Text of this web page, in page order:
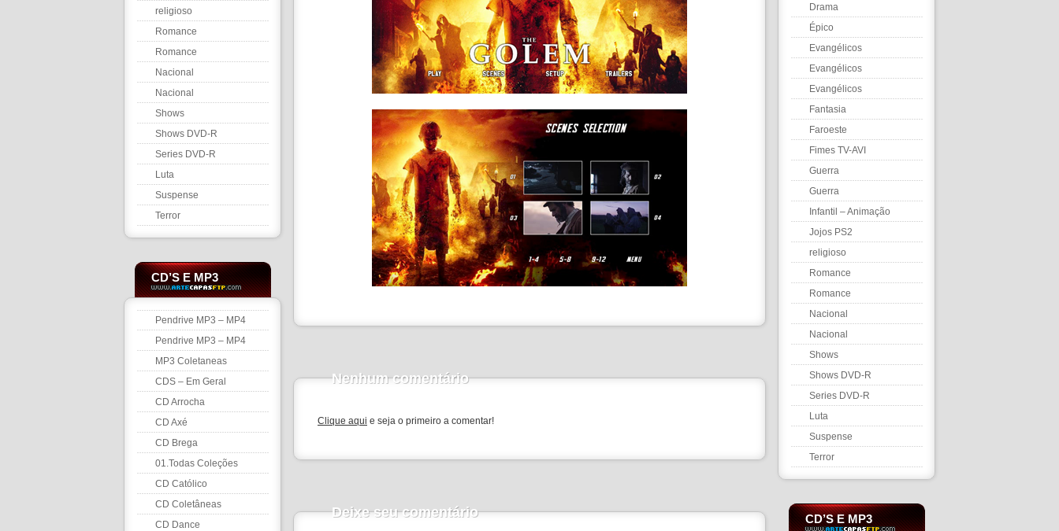
religioso
Romance
Romance
Nacional
Nacional
Shows
Shows DVD-R
Series DVD-R
Luta
Suspense
Terror
CD’S E MP3
Pendrive MP3 – MP4
Pendrive MP3 – MP4
MP3 Coletaneas
CDS – Em Geral
CD Arrocha
CD Axé
CD Brega
01.Todas Coleções
CD Católico
CD Coletâneas
CD Dance
Nenhum comentário
Clique aqui e seja o primeiro a comentar!
Deixe seu comentário
Drama
Épico
Evangélicos
Evangélicos
Evangélicos
Fantasia
Faroeste
Fimes TV-AVI
Guerra
Guerra
Infantil – Animação
Jojos PS2
religioso
Romance
Romance
Nacional
Nacional
Shows
Shows DVD-R
Series DVD-R
Luta
Suspense
Terror
CD’S E MP3